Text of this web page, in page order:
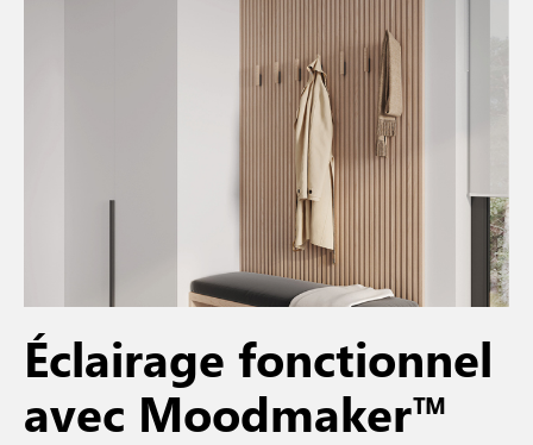
Éclairage fonctionnel
avec Moodmaker™